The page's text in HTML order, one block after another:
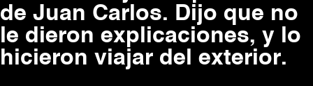
de Juan Carlos. Dijo que no
le dieron explicaciones, y lo
hicieron viajar del exterior.